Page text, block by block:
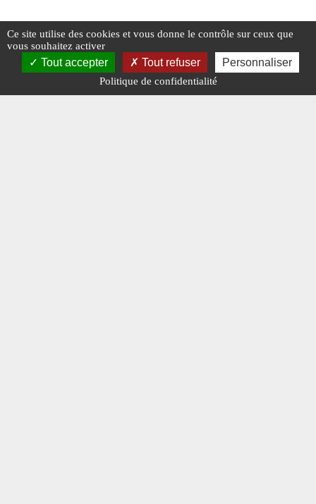
Ce site utilise des cookies et vous donne le contrôle sur ceux que
vous souhaitez activer
Tout accepter Tout refuser Personnaliser
Politique de confidentialité